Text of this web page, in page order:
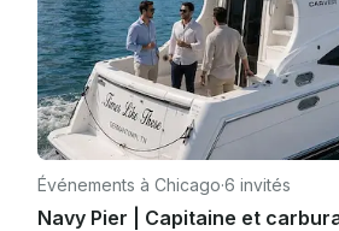
Événements à Chicago·6 invités